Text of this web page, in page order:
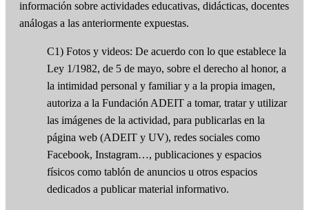
información sobre actividades educativas, didácticas, docentes
análogas a las anteriormente expuestas.
C1) Fotos y videos: De acuerdo con lo que establece la
Ley 1/1982, de 5 de mayo, sobre el derecho al honor, a
la intimidad personal y familiar y a la propia imagen,
autoriza a la Fundación ADEIT a tomar, tratar y utilizar
las imágenes de la actividad, para publicarlas en la
página web (ADEIT y UV), redes sociales como
Facebook, Instagram…, publicaciones y espacios
físicos como tablón de anuncios u otros espacios
dedicados a publicar material informativo.